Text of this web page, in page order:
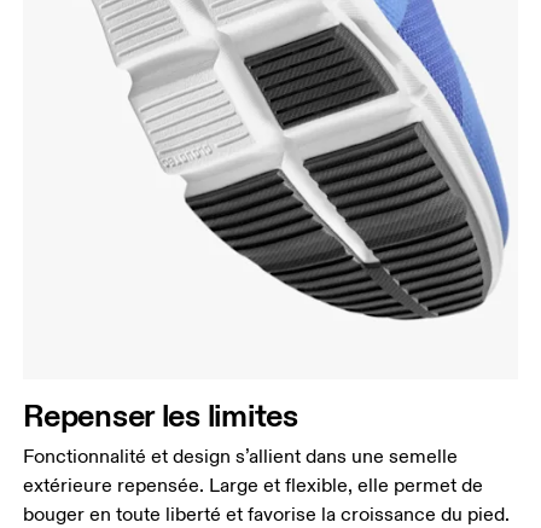
Repenser les limites
Fonctionnalité et design s’allient dans une semelle
extérieure repensée. Large et flexible, elle permet de
bouger en toute liberté et favorise la croissance du pied.